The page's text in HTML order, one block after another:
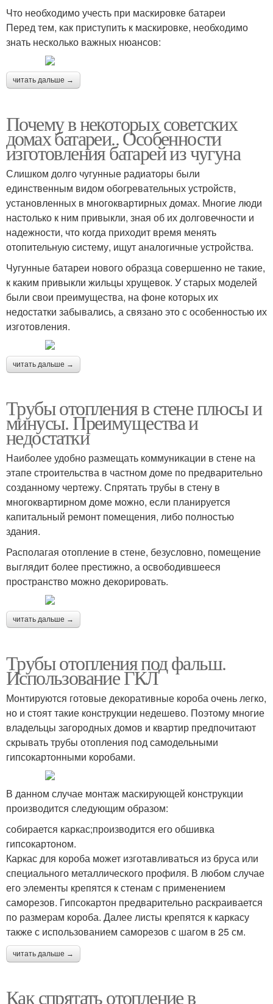
Что необходимо учесть при маскировке батареи
Перед тем, как приступить к маскировке, необходимо
знать несколько важных нюансов:
читать дальше →
Почему в некоторых советских
домах батареи.. Особенности
изготовления батарей из чугуна
Слишком долго чугунные радиаторы были
единственным видом обогревательных устройств,
установленных в многоквартирных домах. Многие люди
настолько к ним привыкли, зная об их долговечности и
надежности, что когда приходит время менять
отопительную систему, ищут аналогичные устройства.
Чугунные батареи нового образца совершенно не такие,
к каким привыкли жильцы хрущевок. У старых моделей
были свои преимущества, на фоне которых их
недостатки забывались, а связано это с особенностью их
изготовления.
читать дальше →
Трубы отопления в стене плюсы и
минусы. Преимущества и
недостатки
Наиболее удобно размещать коммуникации в стене на
этапе строительства в частном доме по предварительно
созданному чертежу. Спрятать трубы в стену в
многоквартирном доме можно, если планируется
капитальный ремонт помещения, либо полностью
здания.
Располагая отопление в стене, безусловно, помещение
выглядит более престижно, а освободившееся
пространство можно декорировать.
читать дальше →
Трубы отопления под фальш.
Использование ГКЛ
Монтируются готовые декоративные короба очень легко,
но и стоят такие конструкции недешево. Поэтому многие
владельцы загородных домов и квартир предпочитают
скрывать трубы отопления под самодельными
гипсокартонными коробами.
В данном случае монтаж маскирующей конструкции
производится следующим образом:
собирается каркас;производится его обшивка
гипсокартоном.
Каркас для короба может изготавливаться из бруса или
специального металлического профиля. В любом случае
его элементы крепятся к стенам с применением
саморезов. Гипсокартон предварительно раскраивается
по размерам короба. Далее листы крепятся к каркасу
также с использованием саморезов с шагом в 25 см.
читать дальше →
Как спрятать отопление в